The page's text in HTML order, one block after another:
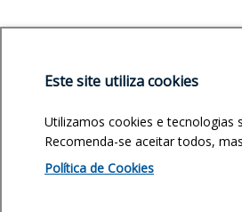
Este site utiliza cookies
Utilizamos cookies e tecnologias
Recomenda-se aceitar todos,
Política de Cookies